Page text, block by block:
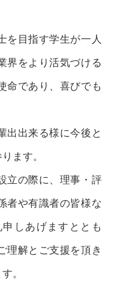
を目指す学生が一人
界をより活気づける
命であり、喜びでも
出出来る様に今後と
ます。
立の際に、理事・評
者や有識者の皆様な
しあげますととも
理解とご支援を頂き
。